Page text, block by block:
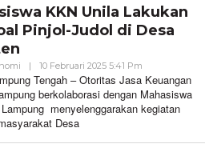
KKN Unila Lakukan
Pinjol-Judol di Desa
| 10 Februari 2025 5:41 Pm
VoxLampung
Tengah – Otoritas Jasa Keuangan
berkolaborasi dengan Mahasiswa
menyelenggarakan kegiatan
Desa